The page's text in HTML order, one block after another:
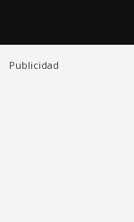
Publicidad